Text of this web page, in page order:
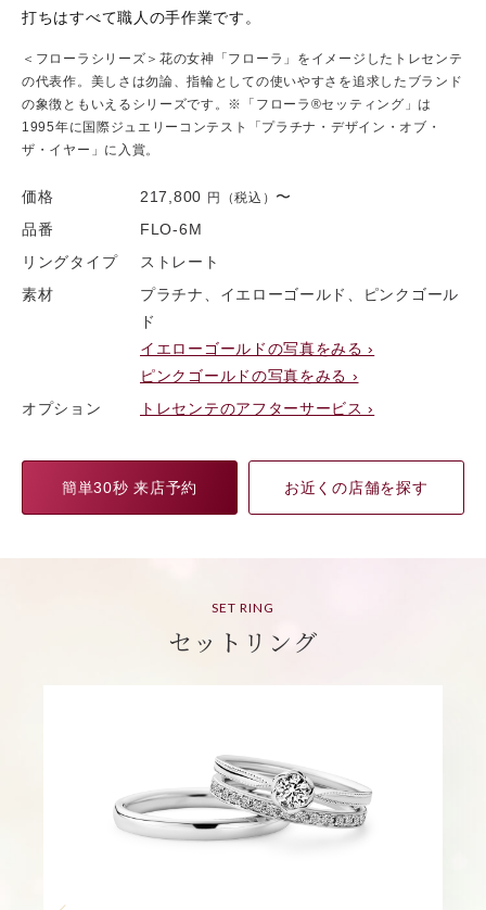
打ちはすべて職人の手作業です。
＜フローラシリーズ＞花の女神「フローラ」をイメージしたトレセンテ
の代表作。美しさは勿論、指輪としての使いやすさを追求したブランド
の象徴ともいえるシリーズです。※「フローラ®セッティング」は
1995年に国際ジュエリーコンテスト「プラチナ・デザイン・オブ・
ザ・イヤー」に入賞。
価格 217,800 円（税込） 〜
品番
FLO-6M
リングタイプ
ストレート
素材
プラチナ、イエローゴールド、ピンクゴール
ド
イエローゴールドの写真をみる ›
ピンクゴールドの写真をみる ›
オプション
トレセンテのアフターサービス ›
簡単30秒 来店予約 お近くの店舗を探す
SET RING
セットリング